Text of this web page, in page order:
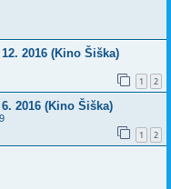
2016 (Kino Šiška)
1 2
2016 (Kino Šiška)
1 2